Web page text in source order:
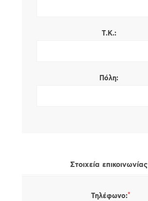
Τ.Κ.:
Πόλη:
Στοιχεία επικοινωνίας
Τηλέφωνο:*